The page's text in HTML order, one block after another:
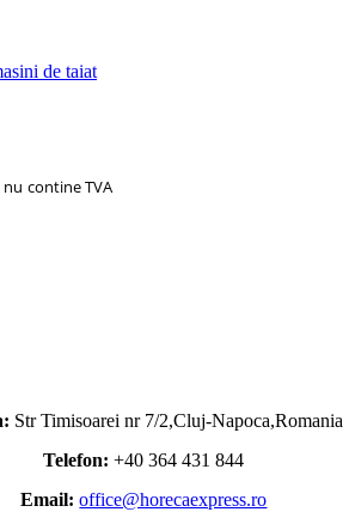
de taiat
contine TVA
Str Timisoarei nr 7/2,Cluj-Napoca,Romania
Telefon: +40 364 431 844
Email: office@horecaexpress.ro